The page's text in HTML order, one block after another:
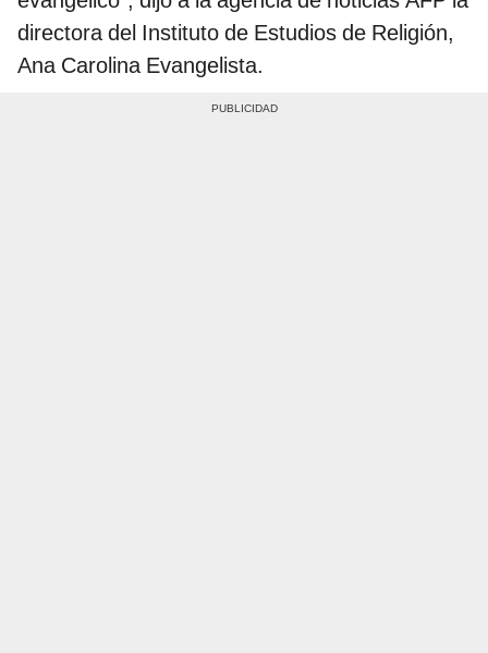
directora del Instituto de Estudios de Religión,
Ana Carolina Evangelista.